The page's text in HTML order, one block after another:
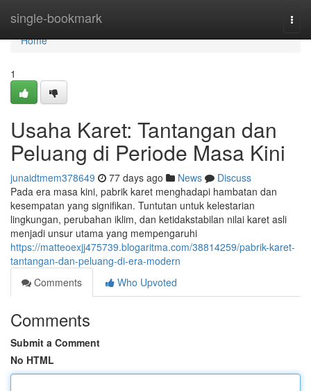
single-bookmark
Home
Home
1
Usaha Karet: Tantangan dan
Peluang di Periode Masa Kini
junaidtmem378649 77 days ago News
Discuss
Pada era masa kini, pabrik karet menghadapi hambatan dan
kesempatan yang signifikan. Tuntutan untuk kelestarian
lingkungan, perubahan iklim, dan ketidakstabilan nilai karet asli
menjadi unsur utama yang mempengaruhi
https://matteoexjj475739.blogaritma.com/38814259/pabrik-karet-
tantangan-dan-peluang-di-era-modern
Comments
Who Upvoted
Comments
Submit a Comment
No HTML